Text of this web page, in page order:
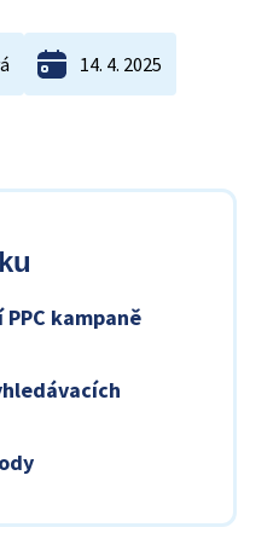
14. 4. 2025
kampaně